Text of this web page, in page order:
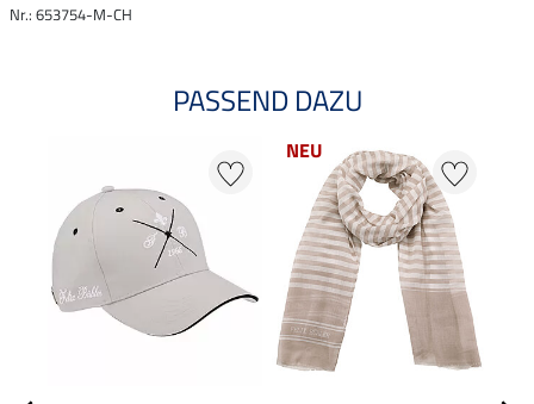
Nr.: 653754-M-CH
PASSEND DAZU
NEU